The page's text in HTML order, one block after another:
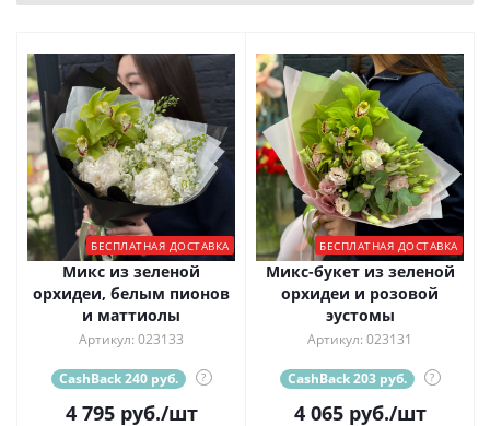
БЕСПЛАТНАЯ ДОСТАВКА
Микс из зеленой
орхидеи, белым пионов
и маттиолы
Артикул: 023133
CashBack 240 руб. ?
4 795руб./шт
БЕСПЛАТНАЯ ДОСТАВКА
Микс-букет из зеленой
орхидеи и розовой
эустомы
Артикул: 023131
CashBack 203 руб. ?
4 065руб./шт